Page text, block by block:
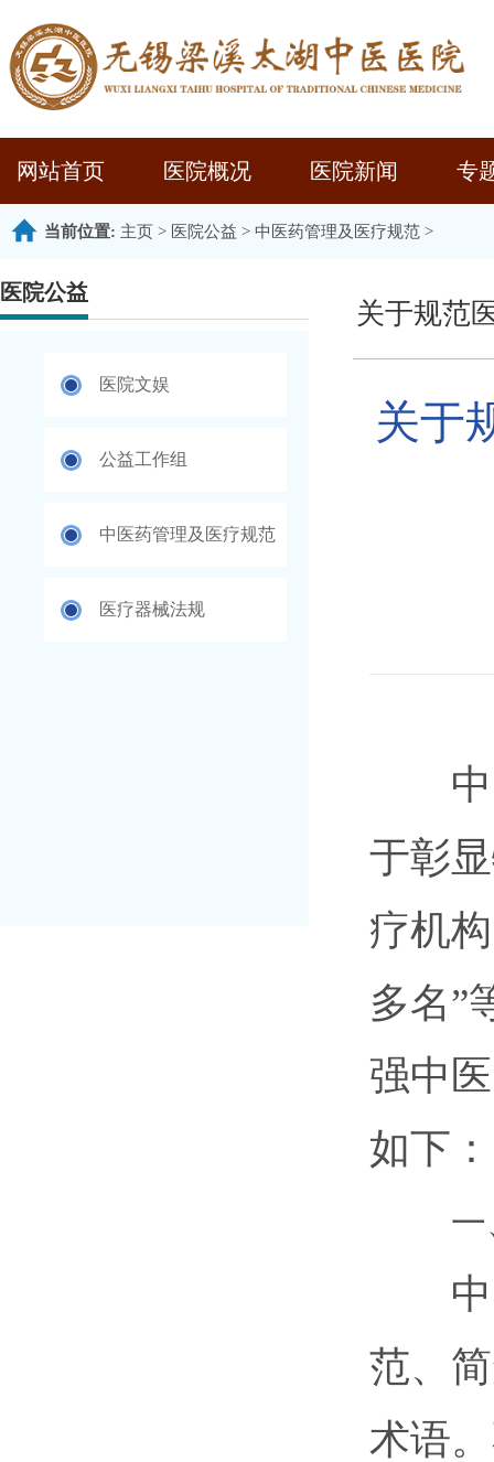
网站首页 医院概况 医院新闻 专
当前位置: 主页 > 医院公益 > 中医药管理及医疗规范 >
医院公益
医院文娱
公益工作组
中医药管理及医疗规范
医疗器械法规
关于规范
关于
中医
于彰
疗机
多名”
强中
如下：
中医
范、
术语